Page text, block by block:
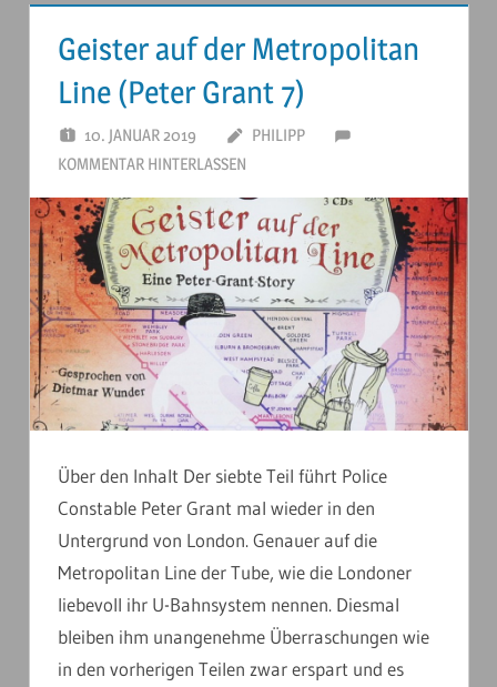
Geister auf der Metropolitan
Line (Peter Grant 7)
10. JANUAR 2019
PHILIPP
KOMMENTAR HINTERLASSEN
Über den Inhalt Der siebte Teil führt Police
Constable Peter Grant mal wieder in den
Untergrund von London. Genauer auf die
Metropolitan Line der Tube, wie die Londoner
liebevoll ihr U-Bahnsystem nennen. Diesmal
bleiben ihm unangenehme Überraschungen wie
in den vorherigen Teilen zwar erspart und es